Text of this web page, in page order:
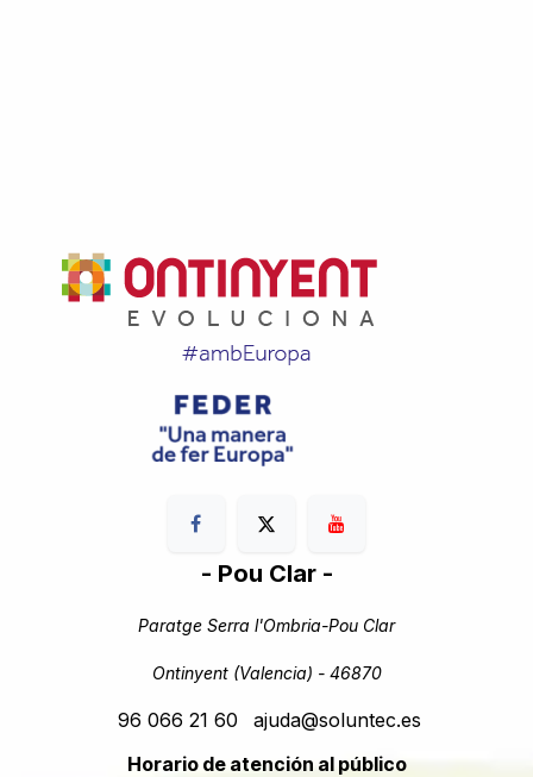
- Pou Clar -
Paratge Serra l'Ombria-Pou Clar
Ontinyent (Valencia) - 46870
96 066 21 60
ajuda@soluntec.es
Horario de atención al público